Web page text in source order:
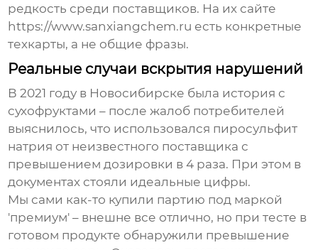
редкость среди поставщиков. На их сайте
https://www.sanxiangchem.ru есть конкретные
техкарты, а не общие фразы.
Реальные случаи вскрытия нарушений
В 2021 году в Новосибирске была история с
сухофруктами – после жалоб потребителей
выяснилось, что использовался пиросульфит
натрия от неизвестного поставщика с
превышением дозировки в 4 раза. При этом в
документах стояли идеальные цифры.
Мы сами как-то купили партию под маркой
'премиум' – внешне все отлично, но при тесте в
готовом продукте обнаружили превышение